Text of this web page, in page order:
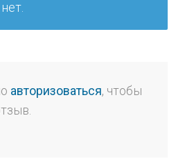
авторизоваться, чтобы